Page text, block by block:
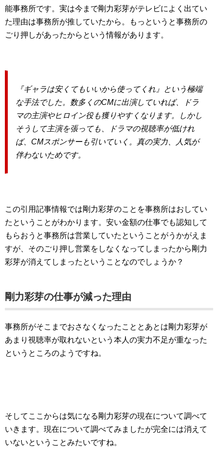
能事務所です。実は今まで剛力彩芽がテレビによく出てい
た理由は事務所が推していたから。もっというと事務所の
ごり押しがあったからという情報があります。
『ギャラは安くてもいいから使ってくれ』という極端
な手法でした。数多くのCMに出演していれば、ドラ
マの主演やヒロイン役も獲りやすくなります。しかし
そうして主演を張っても、ドラマの視聴率が低けれ
ば、CMスポンサーも引いていく。真の実力、人気が
伴わないためです。
この引用記事情報では剛力彩芽のことを事務所はおしてい
たということがわかります。安い金額の仕事でも認知して
もらおうと事務所は営業していたということがうかがえま
すが、そのごり押し営業をしなくなってしまったから剛力
彩芽が消えてしまったということなのでしょうか？
剛力彩芽の仕事が減った理由
事務所がそこまでおさなくなったこととあとは剛力彩芽が
あまり視聴率が取れないという本人の実力不足が重なった
というところのようですね。
そしてここからは気になる剛力彩芽の現在について調べて
いきます。現在について調べてみましたが完全には消えて
いないということみたいですね。